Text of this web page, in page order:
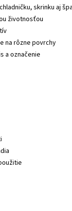
skrinku aj
životnosťou
na rôzne povrchy
a označenie